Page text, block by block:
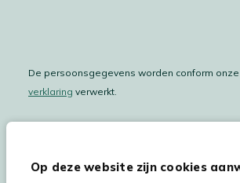
Op deze website zijn cookies
De persoonsgegevens worden conform onze
verklaring verwerkt.
Hulp & service